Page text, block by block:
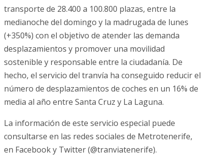
transporte de 28.400 a 100.800 plazas, entre la
medianoche del domingo y la madrugada de lunes
(+350%) con el objetivo de atender las demanda
desplazamientos y promover una movilidad
sostenible y responsable entre la ciudadanía. De
hecho, el servicio del tranvía ha conseguido reducir el
número de desplazamientos de coches en un 16% de
media al año entre Santa Cruz y La Laguna.
La información de este servicio especial puede
consultarse en las redes sociales de Metrotenerife,
en Facebook y Twitter (@tranviatenerife).